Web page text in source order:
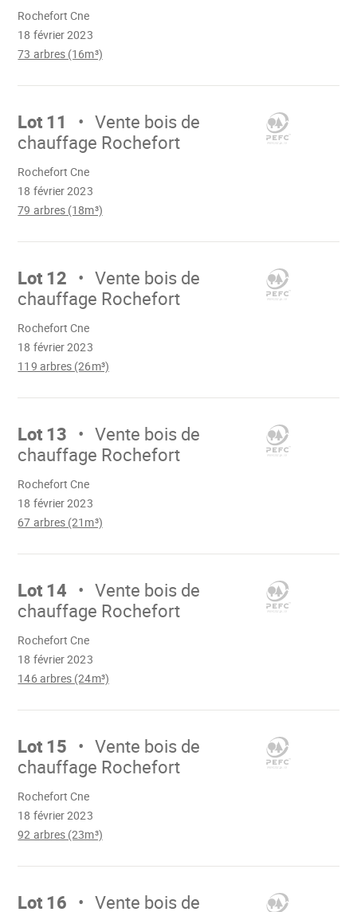
18 février 2023
Rochefort Cne
73 arbres (16m³)
Aller
Lot 11
Vente bois de
chauffage Rochefort
18 février 2023
Rochefort Cne
79 arbres (18m³)
Aller
Lot 12
Vente bois de
chauffage Rochefort
18 février 2023
Rochefort Cne
119 arbres (26m³)
Aller
Lot 13
Vente bois de
chauffage Rochefort
18 février 2023
Rochefort Cne
67 arbres (21m³)
Aller
Lot 14
Vente bois de
chauffage Rochefort
18 février 2023
Rochefort Cne
146 arbres (24m³)
Aller
Lot 15
Vente bois de
chauffage Rochefort
18 février 2023
Rochefort Cne
92 arbres (23m³)
Aller
Lot 16
Vente bois de